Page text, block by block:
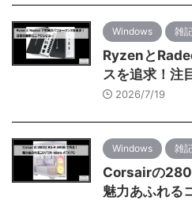
Windows 雑
Ryzenと
スを追求！注
2026/7/19
Windows 雑
Corsairの
魅力あふれる